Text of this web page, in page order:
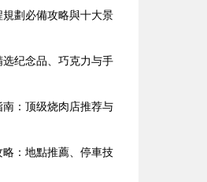
劃必備攻略與十大景
纪念品、巧克力与手
：顶级烧肉店推荐与
：地點推薦、停車技